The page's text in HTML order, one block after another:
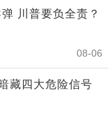
川普要负全责？
08-06
藏四大危险信号